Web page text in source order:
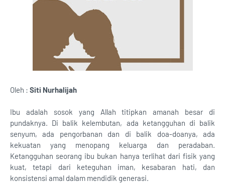
Oleh : Siti Nurhalijah
Ibu adalah sosok yang Allah titipkan amanah besar di
pundaknya. Di balik kelembutan, ada ketangguhan di balik
senyum, ada pengorbanan dan di balik doa-doanya, ada
kekuatan yang menopang keluarga dan peradaban.
Ketangguhan seorang ibu bukan hanya terlihat dari fisik yang
kuat, tetapi dari keteguhan iman, kesabaran hati, dan
konsistensi amal dalam mendidik generasi.